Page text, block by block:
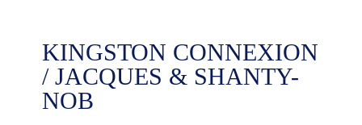
KINGSTON CONNEXION
/ JACQUES & SHANTY-
NOB